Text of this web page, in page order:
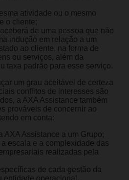
atividade ou o mesmo
o cliente;
de uma pessoa que não
indução em relação a um
ao cliente, na forma de
ou serviços, além da
taxa padrão para esse serviço.
um grau aceitável de certeza
conflitos de interesses são
a AXA Assistance também
prováveis de concernir ao
em conta:
AXA Assistance a um Grupo;
a escala e a complexidade das
realizadas pela
de cada gestão da
entidade operacional.